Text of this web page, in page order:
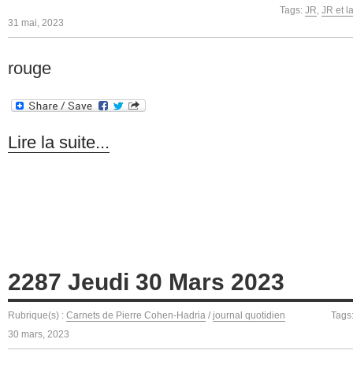
Tags: JR, JR et
31 mai, 2023
rouge
Lire la suite...
2287 Jeudi 30 Mars 2023
Rubrique(s) : Carnets de Pierre Cohen-Hadria / journal quotidien
30 mars, 2023